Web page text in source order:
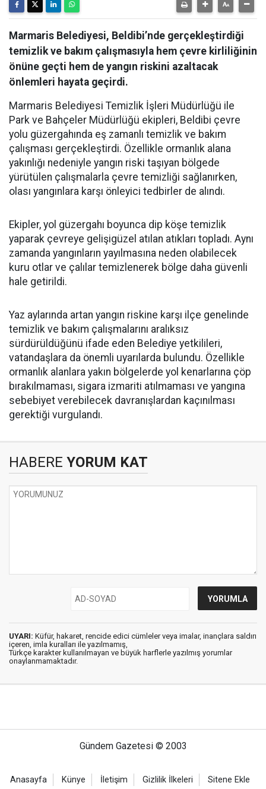
Marmaris Belediyesi, Beldibi’nde gerçekleştirdiği
temizlik ve bakım çalışmasıyla hem çevre kirliliğinin
önüne geçti hem de yangın riskini azaltacak
önlemleri hayata geçirdi.
Marmaris Belediyesi Temizlik İşleri Müdürlüğü ile
Park ve Bahçeler Müdürlüğü ekipleri, Beldibi çevre
yolu güzergahında eş zamanlı temizlik ve bakım
çalışması gerçekleştirdi. Özellikle ormanlık alana
yakınlığı nedeniyle yangın riski taşıyan bölgede
yürütülen çalışmalarla çevre temizliği sağlanırken,
olası yangınlara karşı önleyici tedbirler de alındı.
Ekipler, yol güzergahı boyunca dip köşe temizlik
yaparak çevreye gelişigüzel atılan atıkları topladı. Aynı
zamanda yangınların yayılmasına neden olabilecek
kuru otlar ve çalılar temizlenerek bölge daha güvenli
hale getirildi.
Yaz aylarında artan yangın riskine karşı ilçe genelinde
temizlik ve bakım çalışmalarını aralıksız
sürdürüldüğünü ifade eden Belediye yetkilileri,
vatandaşlara da önemli uyarılarda bulundu. Özellikle
ormanlık alanlara yakın bölgelerde yol kenarlarına çöp
bırakılmaması, sigara izmariti atılmaması ve yangına
sebebiyet verebilecek davranışlardan kaçınılması
gerektiği vurgulandı.
HABERE YORUM KAT
UYARI: Küfür, hakaret, rencide edici cümleler veya imalar, inançlara saldırı
içeren, imla kuralları ile yazılmamış,
Türkçe karakter kullanılmayan ve büyük harflerle yazılmış yorumlar
onaylanmamaktadır.
Gündem Gazetesi © 2003
Anasayfa Künye İletişim Gizlilik İlkeleri Sitene Ekle